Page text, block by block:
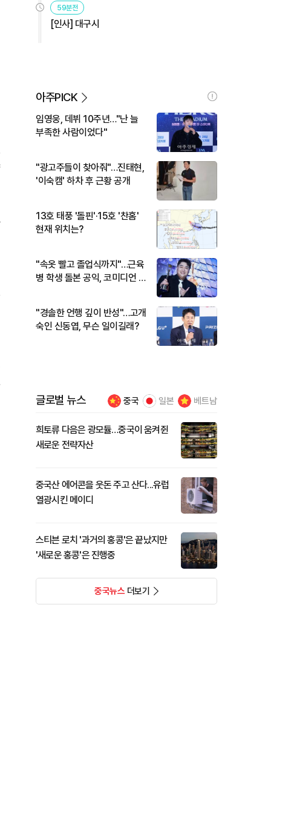
59분전
[인사] 대구시
아주PICK
임영웅, 데뷔 10주년…"난 늘
부족한 사람이었다"
"광고주들이 찾아줘"…진태현,
'이숙캠' 하차 후 근황 공개
13호 태풍 '돌핀'·15호 '찬홈'
현재 위치는?
"속옷 빨고 졸업식까지"…근육
병 학생 돌본 공익, 코미디언 김
"경솔한 언행 깊이 반성"…고개
숙인 신동엽, 무슨 일이길래?
글로벌 뉴스 중국 일본 베트남
희토류 다음은 광모듈…중국이 움켜쥔
새로운 전략자산
중국산 에어콘을 웃돈 주고 산다...유럽
열광시킨 메이디
스티븐 로치 '과거의 홍콩'은 끝났지만
'새로운 홍콩'은 진행중
중국뉴스더보기